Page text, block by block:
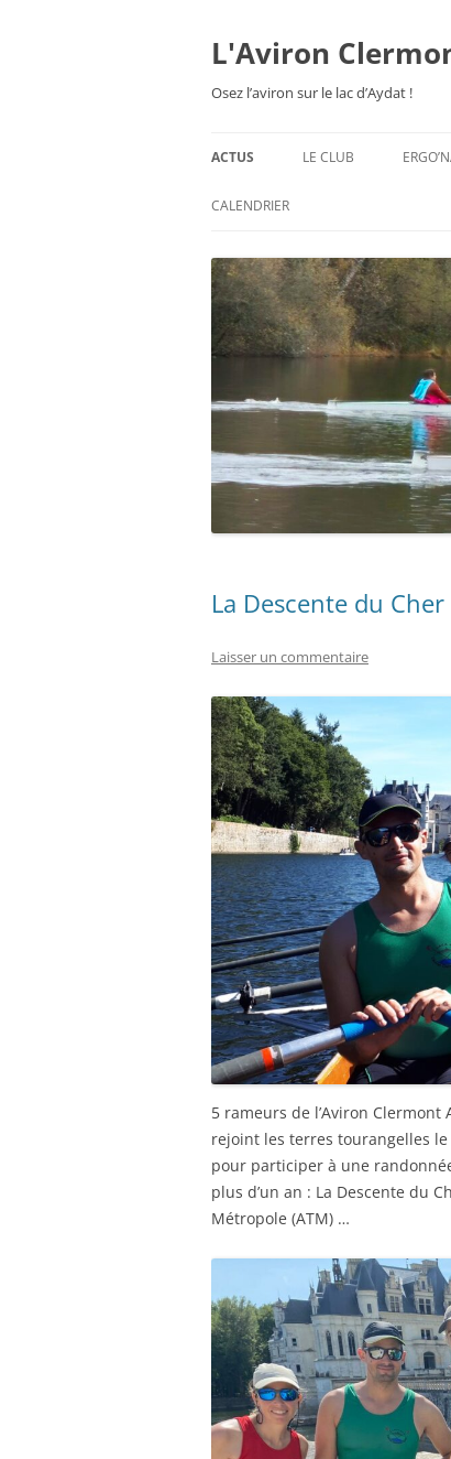
L'Aviron
Osez l’aviron sur le lac d’Aydat !
ACTUS LE CLUB
ESPACE ADHÉSION
TARIFS 2026-27
CALENDRIER
La Descente du
Laisser un commentaire
5 rameurs de l’Aviron Clermont
rejoint les terres tourangelles
pour participer à une
plus d’un an : La Descente du
Métropole (ATM) …